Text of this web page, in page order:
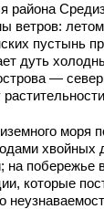
района
ветров:
пустынь
дуть
—
моря
хвойных
побережье
которые